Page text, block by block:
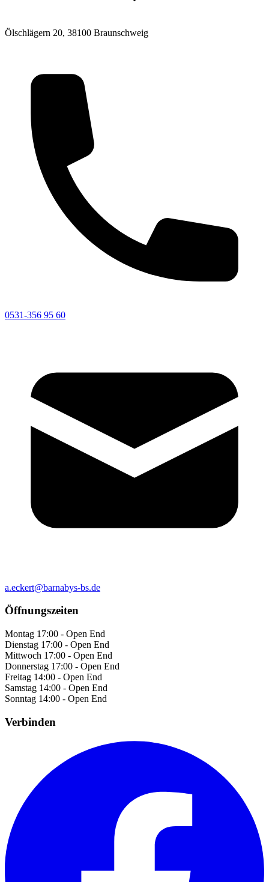
Ölschlägern 20, 38100 Braunschweig
0531-356 95 60
a.eckert@barnabys-bs.de
Öffnungszeiten
Montag 17:00 - Open End
Dienstag 17:00 - Open End
Mittwoch 17:00 - Open End
Donnerstag 17:00 - Open End
Freitag 14:00 - Open End
Samstag 14:00 - Open End
Sonntag 14:00 - Open End
Verbinden